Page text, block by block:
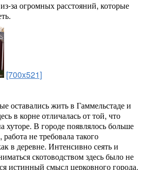
за огромных расстояний, которые
[700x521]
оставались жить в Гаммельстаде и
в корне отличалась от той, что
хуторе. В городе появлялось больше
не требовала такого
в деревне. Интенсивно сеять и
скотоводством здесь было не
истинный смысл церковного города.